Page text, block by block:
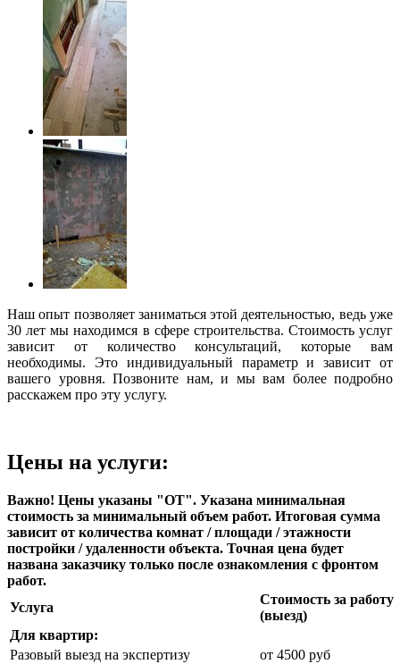
Наш опыт позволяет заниматься этой деятельностью, ведь уже
30 лет мы находимся в сфере строительства. Стоимость услуг
зависит от количество консультаций, которые вам
необходимы. Это индивидуальный параметр и зависит от
вашего уровня. Позвоните нам, и мы вам более подробно
расскажем про эту услугу.
Цены на услуги:
Важно! Цены указаны "ОТ". Указана минимальная
стоимость за минимальный объем работ. Итоговая сумма
зависит от количества комнат / площади / этажности
постройки / удаленности объекта. Точная цена будет
названа заказчику только после ознакомления с фронтом
работ.
Услуга
Стоимость за работу
(выезд)
Для квартир:
Разовый выезд на экспертизу
от 4500 руб